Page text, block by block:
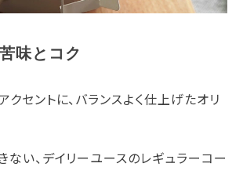
味とコク
セントに、バランスよく仕上げたオリ
ない、デイリーユースのレギュラーコー